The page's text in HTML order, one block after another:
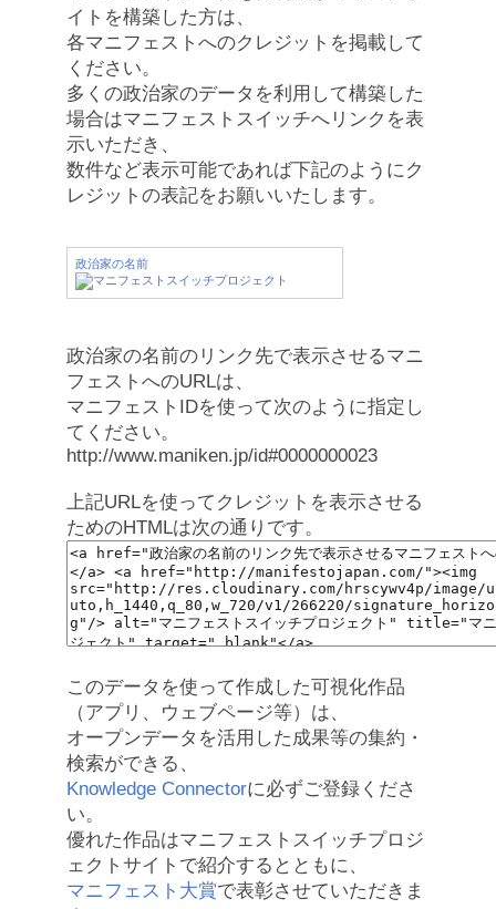
イトを構築した方は、
各マニフェストへのクレジットを掲載して
ください。
多くの政治家のデータを利用して構築した
場合はマニフェストスイッチへリンクを表
示いただき、
数件など表示可能であれば下記のようにク
レジットの表記をお願いいたします。
政治家の名前
政治家の名前のリンク先で表示させるマニ
フェストへのURLは、
マニフェストIDを使って次のように指定し
てください。
http://www.maniken.jp/id#0000000023
上記URLを使ってクレジットを表示させる
ためのHTMLは次の通りです。
このデータを使って作成した可視化作品
（アプリ、ウェブページ等）は、
オープンデータを活用した成果等の集約・
検索ができる、
Knowledge Connectorに必ずご登録くださ
い。
優れた作品はマニフェストスイッチプロジ
ェクトサイトで紹介するとともに、
マニフェスト大賞で表彰させていただきま